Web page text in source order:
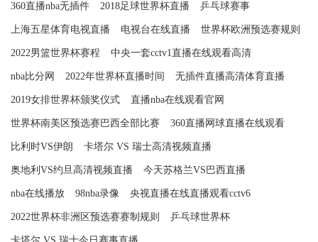
360直播nba无插件 2018足球世界杯直播 乒乓球赛事
上海五星体育电视直播 电视台在线直播 世界杯欧洲预选赛规则
2022男篮世界杯赛程 中央一套cctv1直播在线观看高清
nba比分网 2022年世界杯直播时间 无插件直播高清体育直播
2019女排世界杯颁奖仪式 直播nba在线观看官网
世界杯南美区预选赛巴西全部比赛 360直播网球直播在线观看
比利时VS伊朗 卡塔尔 VS 瑞士高清视频直播
奥地利VS约旦高清视频直播 今天苏格兰VS巴西直播
nba在线播放 98nba录像 央视直播在线直播观看cctv6
2022世界杯非洲区预选赛赛制规则 乒乓球世界杯